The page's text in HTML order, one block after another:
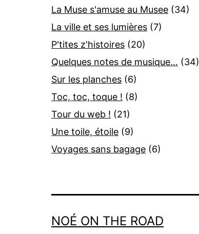
La Muse s'amuse au Musee (34)
La ville et ses lumières (7)
P'tites z'histoires (20)
Quelques notes de musique… (34)
Sur les planches (6)
Toc, toc, toque ! (8)
Tour du web ! (21)
Une toile, étoile (9)
Voyages sans bagage (6)
NOÉ ON THE ROAD